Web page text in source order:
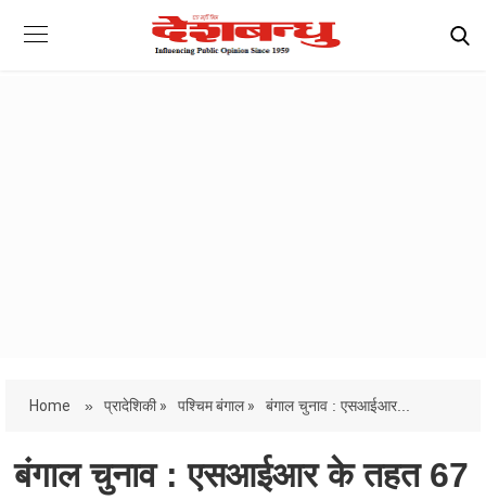
Home » प्रादेशिकी » पश्चिम बंगाल » बंगाल चुनाव : एसआईआर...
बंगाल चुनाव : एसआईआर के तहत 67